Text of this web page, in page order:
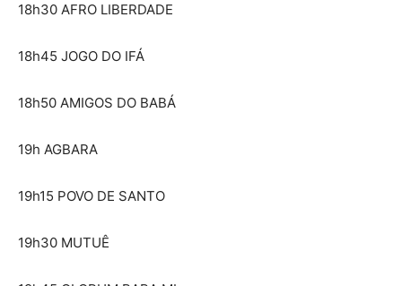
18h30 AFRO LIBERDADE
18h45 JOGO DO IFÁ
18h50 AMIGOS DO BABÁ
19h AGBARA
19h15 POVO DE SANTO
19h30 MUTUÊ